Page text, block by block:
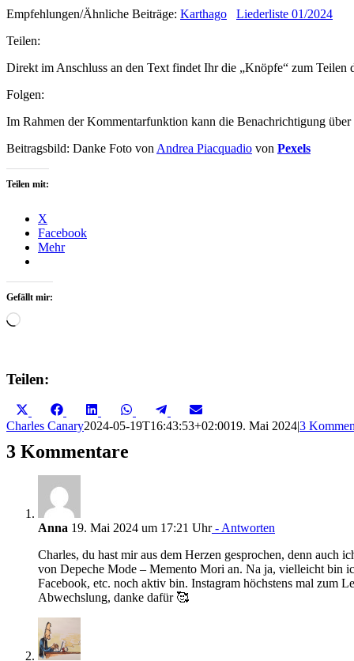
Empfehlungen/Ähnliche Beiträge: Karthago
Liederliste 01/2024
Teilen:
Direkt im Anschluss an den Text findet Ihr die „Knöpfe“ zum
Folgen:
Im Rahmen der Kommentarfunktion kann die Benachrichtigung
Beitragsbild: Danke Foto von Andrea Piacquadio von Pexels
Teilen mit:
X
Facebook
Mehr
Gefällt mir:
Wird
Teilen:
Share
on
(Twitter)
Share
on
FacebookShare
on
LinkedInShare
on
WhatsAppShare
on
TelegramShare
on
Charles Canary2024-05-19T16:43:53+02:0019. Mai 2024|3
3 Kommentare
Anna 19. Mai 2024 um 17:21 Uhr- Antworten
Charles, du hast mir aus dem Herzen gesprochen, denn
von Depeche Mode – Memento Mori an. Na ja, vielleicht bin
Facebook, etc. noch aktiv bin. Instagram höchstens mal zum
Abwechslung, danke dafür 🥰